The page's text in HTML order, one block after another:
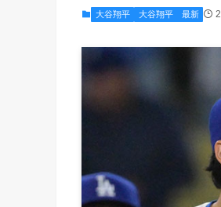
大谷翔平 大谷翔平 最新